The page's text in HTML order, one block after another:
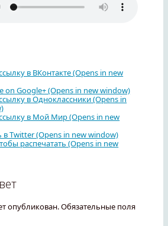
в ВКонтакте (Opens in new
on Google+ (Opens in new window)
в Одноклассники (Opens in
в Мой Мир (Opens in new
в Twitter (Opens in new window)
распечатать (Opens in new
опубликован.Обязательные поля